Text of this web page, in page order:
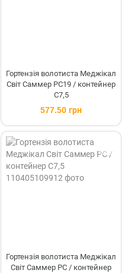
Гортензія волотиста Меджікал
Світ Саммер PC19 / контейнер
C7,5
577.50 грн
Гортензія волотиста Меджікал
Світ Саммер PC / контейнер